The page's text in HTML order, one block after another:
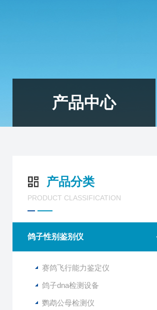
产品中心
产品分类
PRODUCT CLASSIFICATION
鸽子性别鉴别仪
赛鸽飞行能力鉴定仪
鸽子dna检测设备
鹦鹉公母检测仪